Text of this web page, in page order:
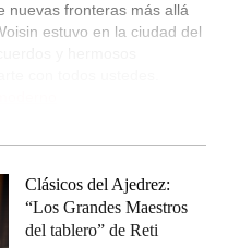
nuevas fronteras más allá
estuvo en la ciudad del
Clásicos del Ajedrez:
“Los Grandes Maestros
del tablero” de Reti